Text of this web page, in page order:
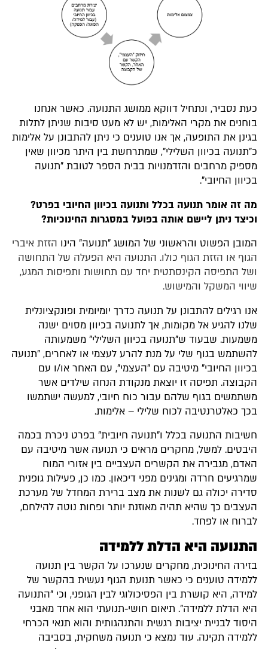
כעת נסביר, ונתחיל דווקא ממושג התנועה. כאשר אנחנו
בוחנים את מקרי האלימות, יש לא מעט סיבות שניתן לתלות
בגינן את התופעה, אך אנו טוענים כי ניתן להתבונן על אלימות
כ"תנועה בכיוון השלילי", שמתרחשת בין היתר מכיוון שאין
מספיק מרחבים והזדמנויות בבית הספר לטובת "תנועה
בכיוון החיובי".
מה זה אומר תנועה בכלל ותנועה בכיוון החיובי בפרט?
וכיצד ניתן ליישם אותה בפועל במסגרות החינוכיות?
המובן הפשוט והראשוני של המושג "תנועה" הינו הזזת איברי
הגוף או הזזת הגוף כולו. התנועה היא הפעלה של התחושה
ושל התפיסה הקינסתטית יחד עם תחושות ותפיסות המגע,
שיווי המשקל והמישוש.
אנו רגילים להתבונן על תנועה כדרך יומיומית ופונקציונלית
שלנו להגיע אל מקומות, אך לתנועה בכיוון מסוים ישנה
משמעות. שבעוד ש"תנועה בכיוון השלילי" משמעותה
להשתמש בגוף שלי על מנת להרע לעצמי או לאחרים, "תנועה
בכיוון החיובי" מיטיבה עם "העצמי", עם האחר או/ו עם
הקבוצה. תפיסה זו יוצאת מנקודת הנחה שילדים אשר
משתמשים בגוף שלהם עבור כוח חיובי, למעשה ישתמשו
בכך כאלטרנטיבה לכוח שלילי – אלימות.
חשיבות התנועה בכלל ו"תנועה חיובית" בפרט ניכרת בכמה
היבטים. למשל, מחקרים מראים כי תנועה אשר מיטיבה עם
האדם, מגבירה את הקשרים העצביים בין אזורי המוח
שמרגיעים חרדה ומגינים מפני דיכאון. כמו כן, פעילות גופנית
סדירה יכולה גם לשנות את מצב ברירת המחדל של מערכת
העצבים כך שהיא תהיה מאוזנת יותר ופחות נוטה להילחם,
לברוח או לפחד.
התנועה היא הדלת ללמידה
בזירה החינוכית, מחקרים שנערכו על הקשר בין תנועה
ללמידה טוענים כי כאשר תנועת הגוף נעשית בהקשר של
למידה, היא קושרת בין הפסיכולוגי לבין הגופני, וכי "התנועה
היא הדלת ללמידה". תיאום חושי-תנועתי הוא אחד מאבני
היסוד לבניית יציבות רגשית והתנהגותית והוא תנאי הכרחי
ללמידה תקינה. עוד נמצא כי תנועה משחקית, בסביבה